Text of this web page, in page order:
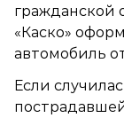
гражданской
«Каско»
автомобиль
Если